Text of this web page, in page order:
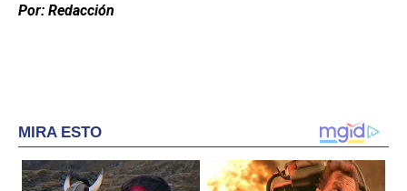
Por: Redacción